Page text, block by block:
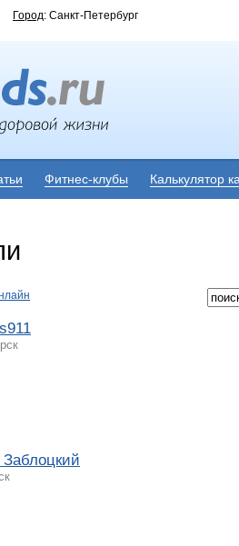
Город: Санкт-Петербург
Фитнес-клубы Калькулятор